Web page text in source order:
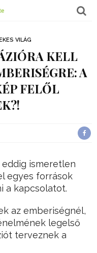
VILÁG
KELL
A
FELŐL
ismeretlen
egyes források
a kapcsolatot.
az emberiségnél,
legelső
terveznek a